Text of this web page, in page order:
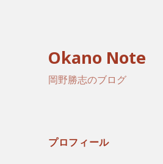
Okano Note
岡野勝志のブログ
プロフィール